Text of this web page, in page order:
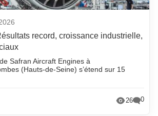
record, croissance industrielle,
Safran Aircraft Engines à
(Hauts-de-Seine) s’étend sur 15
26 0